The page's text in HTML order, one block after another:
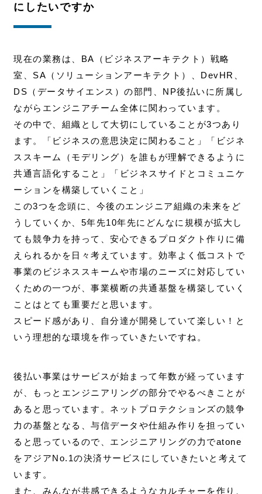
にしたいですか
現在の業務は、BA（ビジネスアーキテクト）戦略
室、SA（ ソリューションアーキテクト）
、DevHR、
DS（ データサイエンス） の部門、NP後払いに所属し
ながらエンジニアチーム全体に関わっています。
その中で、組織として大切にしていることが3つあり
ます。「ビジネスの意思決定に関わること」「ビジネ
ススキーム（モデリング）を誰もが理解できるように
共通言語化すること」「ビジネスサイドとコミュニケ
ーションを構築していくこと」
この3つを念頭に、今後のエンジニア組織の未来をど
うしていくか、5年先10年先にどんなに規模が拡大し
ても競争力を持って、安心できるプロダクト作りに備
えられるかを日々考えています。効率よく低コストで
事業のビジネススキームや市場のニーズに対応してい
くための一つが、事業横断の共通基盤を構築していく
ことはとても重要だと思います。
スピード感があり、自分達が開発していて楽しい！と
いう理想的な環境を作っていきたいですね。
後払い事業はサービスが始まって年数が経っています
が、もっとエンジニアリングの部分でやるべきことが
あると思っています。ネットプロテクションズの競争
力の基盤となる、与信データや仕組み作りを担ってい
ると思っているので、エンジニアリングの力でatone
をアジアNo.1の決済サービスにしていきたいと考えて
います。
また、みんなが共感できるようなカルチャーを作り、